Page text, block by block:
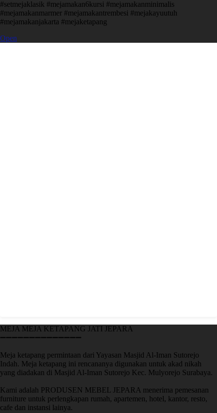
#setmejaklasik #mejamakan6kursi #mejamakanminimalis
#mejamakanmarmer #mejamakantrembesi #mejakayuutuh
#mejamakanjakarta #mejaketapang
Open
MEJA MEJA KETAPANG JATI JEPARA
➖➖➖➖➖➖➖➖➖➖➖➖➖➖
Meja ketapang permintaan dari Yayasan Masjid Al-Iman Sutorejo
Indah. Meja ketapang ini rencananya digunakan untuk akad nikah
yang diadakan di Masjid Al-Iman Sutorejo Kec. Mulyorejo Surabaya.
Kami adalah PRODUSEN MEBEL JEPARA menerima pemesanan
furniture untuk perlengkapan rumah, apartemen, hotel, kantor, resto,
cafe dan instansi lainya.